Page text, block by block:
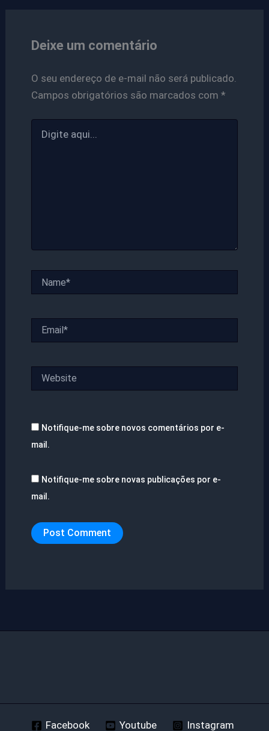
Deixe um comentário
O seu endereço de e-mail não será publicado.
Campos obrigatórios são marcados com *
aqui...
Notifique-me sobre novos comentários por e-
mail.
Notifique-me sobre novas publicações por e-
mail.
Facebook Youtube Instagram